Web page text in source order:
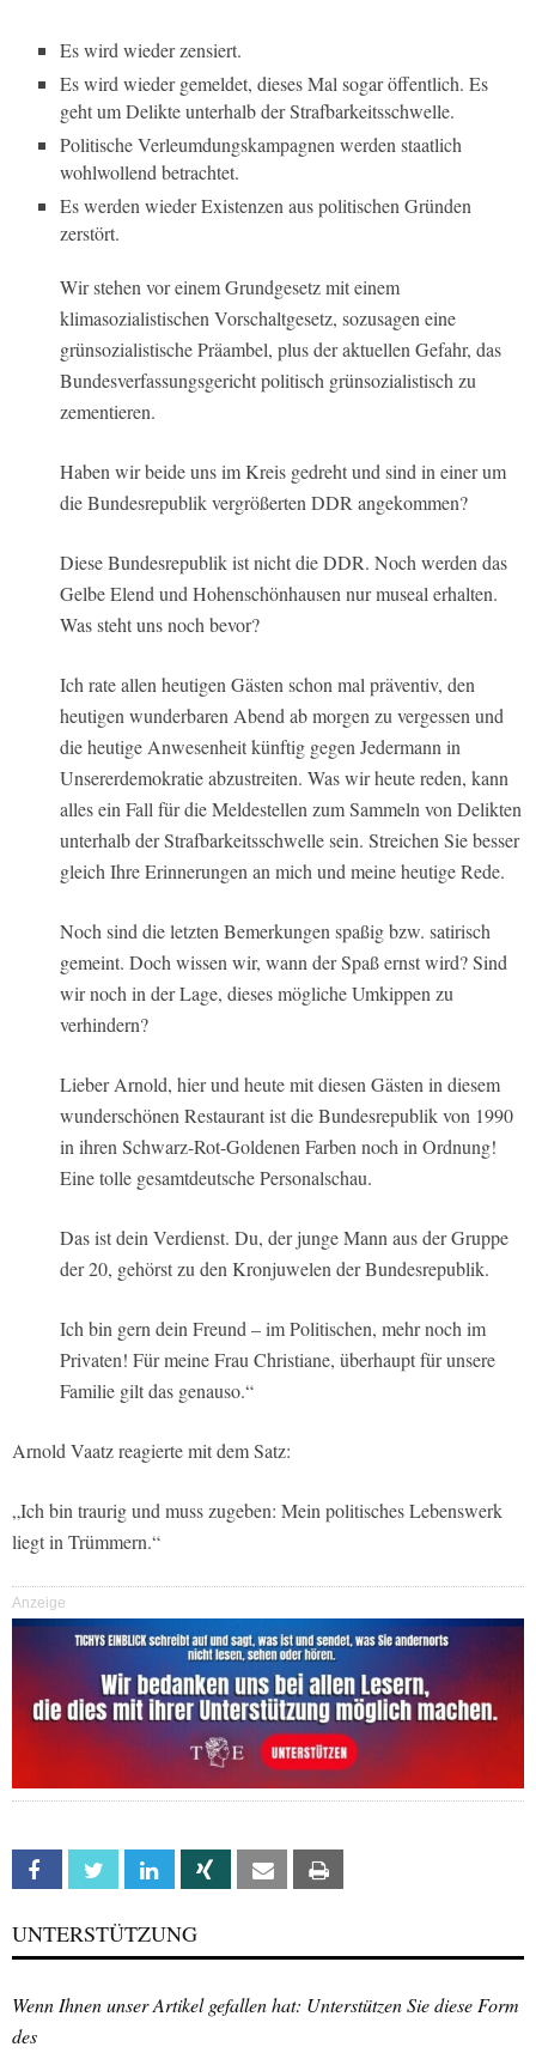
Es wird wieder zensiert.
Es wird wieder gemeldet, dieses Mal sogar öffentlich. Es
geht um Delikte unterhalb der Strafbarkeitsschwelle.
Politische Verleumdungskampagnen werden staatlich
wohlwollend betrachtet.
Es werden wieder Existenzen aus politischen Gründen
zerstört.
Wir stehen vor einem Grundgesetz mit einem
klimasozialistischen Vorschaltgesetz, sozusagen eine
grünsozialistische Präambel, plus der aktuellen Gefahr, das
Bundesverfassungsgericht politisch grünsozialistisch zu
zementieren.
Haben wir beide uns im Kreis gedreht und sind in einer um
die Bundesrepublik vergrößerten DDR angekommen?
Diese Bundesrepublik ist nicht die DDR. Noch werden das
Gelbe Elend und Hohenschönhausen nur museal erhalten.
Was steht uns noch bevor?
Ich rate allen heutigen Gästen schon mal präventiv, den
heutigen wunderbaren Abend ab morgen zu vergessen und
die heutige Anwesenheit künftig gegen Jedermann in
Unsererdemokratie abzustreiten. Was wir heute reden, kann
alles ein Fall für die Meldestellen zum Sammeln von Delikten
unterhalb der Strafbarkeitsschwelle sein. Streichen Sie besser
gleich Ihre Erinnerungen an mich und meine heutige Rede.
Noch sind die letzten Bemerkungen spaßig bzw. satirisch
gemeint. Doch wissen wir, wann der Spaß ernst wird? Sind
wir noch in der Lage, dieses mögliche Umkippen zu
verhindern?
Lieber Arnold, hier und heute mit diesen Gästen in diesem
wunderschönen Restaurant ist die Bundesrepublik von 1990
in ihren Schwarz-Rot-Goldenen Farben noch in Ordnung!
Eine tolle gesamtdeutsche Personalschau.
Das ist dein Verdienst. Du, der junge Mann aus der Gruppe
der 20, gehörst zu den Kronjuwelen der Bundesrepublik.
Ich bin gern dein Freund – im Politischen, mehr noch im
Privaten! Für meine Frau Christiane, überhaupt für unsere
Familie gilt das genauso.“
Arnold Vaatz reagierte mit dem Satz:
„Ich bin traurig und muss zugeben: Mein politisches Lebenswerk
liegt in Trümmern.“
Anzeige
Facebook Twitter Linkedin Xing Email
UNTERSTÜTZUNG
Wenn Ihnen unser Artikel gefallen hat: Unterstützen Sie diese Form
des